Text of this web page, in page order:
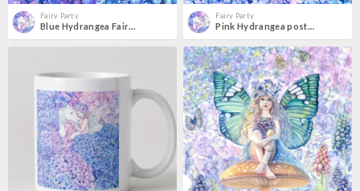
Fairy Party
Blue Hydrangea Fairy postcard
Fairy Party
Pink Hydrangea postcard